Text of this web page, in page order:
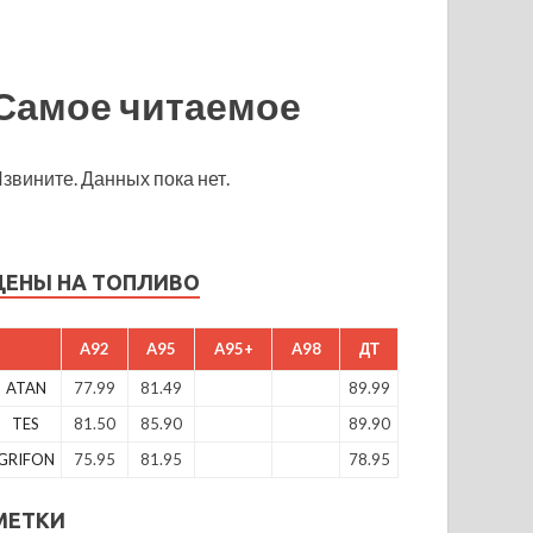
читаемое
Данных пока нет.
НА ТОПЛИВО
A92 A95 A95+ A98 ДТ
ATAN 77.99 81.49
89.99
TES
81.50 85.90
89.90
75.95 81.95 78.95